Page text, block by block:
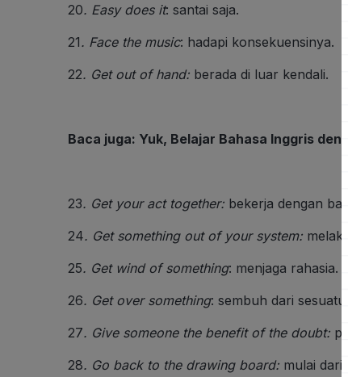
20. Easy does it: santai saja.
21 . Face the music: hadapi konsekuensinya.
22. Get out of hand: berada di luar kendali.
Baca juga: Yuk, Belajar Bahasa Inggris
23. Get your act together: bekerja dengan
24. Get something out of your system:
25. Get wind of something: menjaga rahasia.
26. Get over something: sembuh dari sesuatu.
27. Give someone the benefit of the doubt:
28. Go back to the drawing board: mulai dari